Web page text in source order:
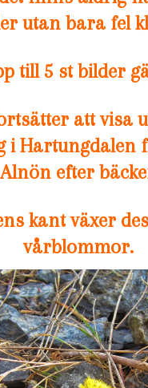
utan bara fel
till 5 st bilder
att visa
i Hartungdalen
Alnön efter
kant växer
vårblommor.